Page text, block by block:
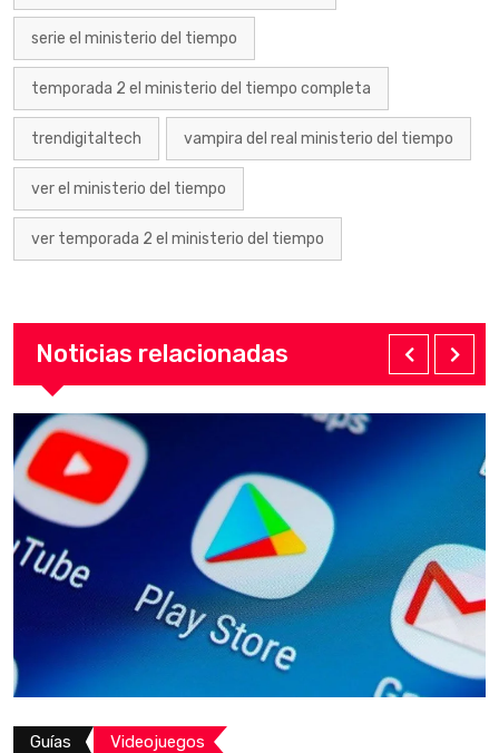
serie el ministerio del tiempo
temporada 2 el ministerio del tiempo completa
trendigitaltech vampira del real ministerio del tiempo
ver el ministerio del tiempo
ver temporada 2 el ministerio del tiempo
Noticias relacionadas
Videojuegos